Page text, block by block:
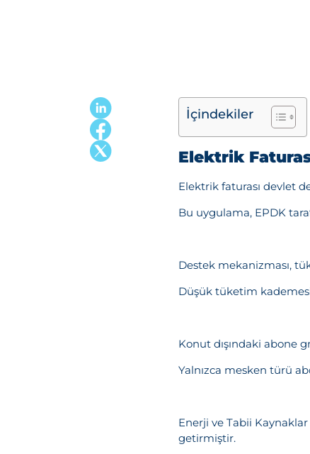
İçindekiler
Elektrik
Elektrik faturası devlet
Bu uygulama, EPDK
Destek mekanizması,
Düşük tüketim
Konut dışındaki abone
Yalnızca mesken türü
Enerji ve Tabii
getirmiştir.